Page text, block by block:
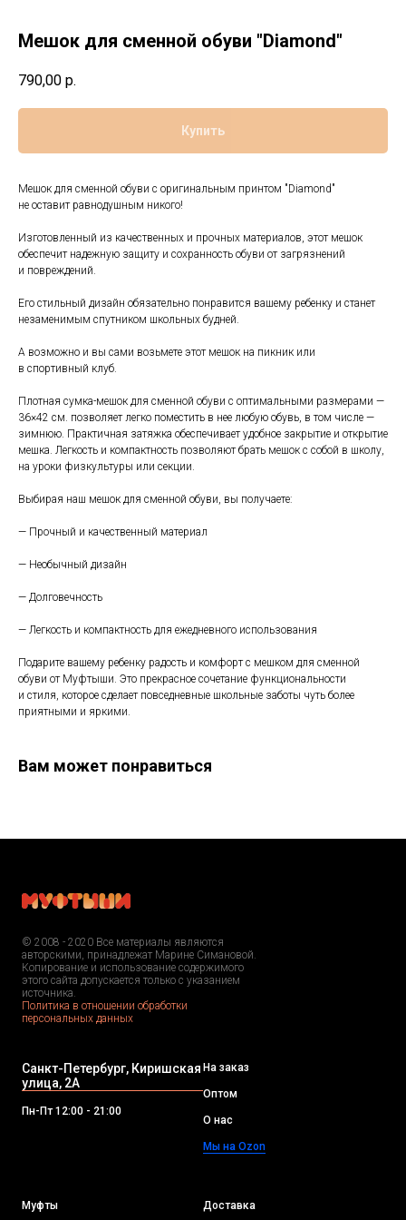
Мешок для сменной обуви "Diamond"
790,00 р.
Купить
Мешок для сменной обуви с оригинальным принтом "Diamond"
не оставит равнодушным никого!
Изготовленный из качественных и прочных материа лов, этот мешок
обеспечит надежную защиту и сохранность обуви от загрязнений
и повреждений.
Его стильный дизайн обязательно понравится вашему ребенку и станет
незаменимым спутником школьных будней.
А возможно и вы сами возьмете этот мешок на пикник или
в спортивный клуб.
Плотная сумка-мешок для сменной обуви с оптимальными размерами —
36×42 см. позволяет легко поместить в нее любую обувь, в том числе —
зимнюю. Практичная затяжка обеспечивает удобное закрытие и открытие
мешка. Легкость и компактность позволяют брать мешок с собой в школу,
на уроки физкультуры или секции.
Выбирая наш мешок для сменной обуви, вы получаете:
— Прочный и качественный материал
— Необычный дизайн
— Долговечность
— Легкость и компактность для ежедневного использования
Подарите вашему ребенку радость и комфорт с мешком для сменной
обуви от Муфтыши. Это прекрасное сочетание функциональности
и стиля, которое сделает повседневные школьные заботы чуть более
приятными и яркими.
Вам может понравиться
© 2008 - 2020 Все материалы являются
авторскими, принадлежат Марине Симановой.
Копирование и использование содержимого
этого сайта допускается только с указанием
источника.
Политика в отношении обработки
персональных данных
Санкт-Петербург, Киришская
улица, 2А
Пн-Пт 12:00 - 21:00
На заказ
Оптом
О нас
Мы на Ozon
Муфты Доставка